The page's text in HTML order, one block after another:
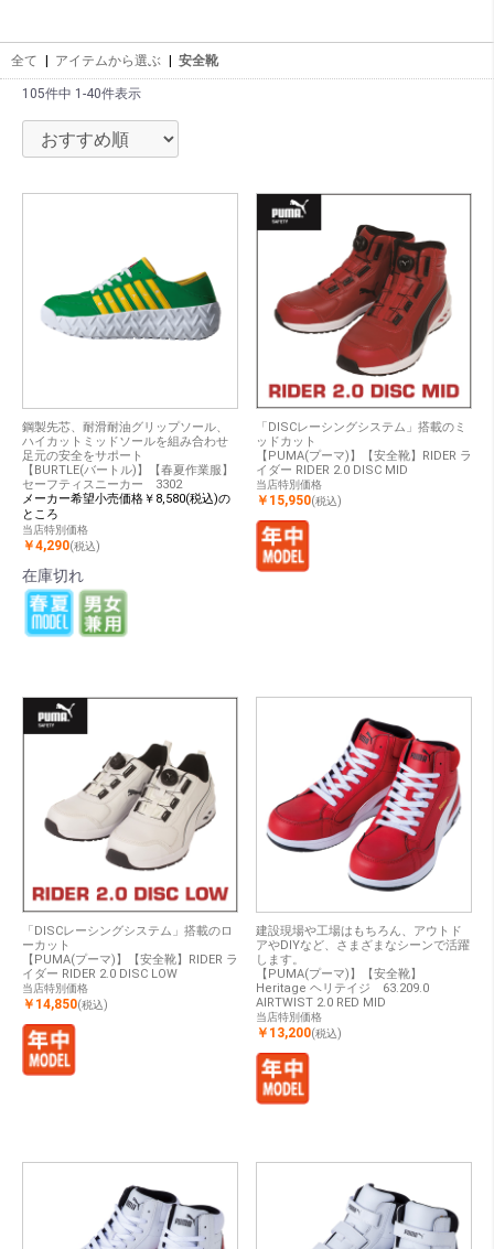
全て | アイテムから選ぶ | 安全靴
105件中 1-40件表示
鋼製先芯、耐滑耐油グリップソール、
ハイカットミッドソールを組み合わせ
足元の安全をサポート
【BURTLE(バートル)】【春夏作業服】
セーフティスニーカー 3302
メーカー希望小売価格￥8,580(税込)の
ところ
当店特別価格
￥4,290(税込)
在庫切れ
「DISCレーシングシステム」搭載のミ
ッドカット
【PUMA(プーマ)】【安全靴】RIDER ラ
イダー RIDER 2.0 DISC MID
当店特別価格
￥15,950(税込)
「DISCレーシングシステム」搭載のロ
ーカット
【PUMA(プーマ)】【安全靴】RIDER ラ
イダー RIDER 2.0 DISC LOW
当店特別価格
￥14,850(税込)
建設現場や工場はもちろん、アウトド
アやDIYなど、さまざまなシーンで活躍
します。
【PUMA(プーマ)】【安全靴】
Heritage ヘリテイジ 63.209.0
AIRTWIST 2.0 RED MID
当店特別価格
￥13,200(税込)